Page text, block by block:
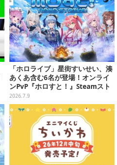
「ホロライブ」星街すいせい、湊
あくあ含む6名が登場！オンライ
ンPvP『ホロすと！』Steamスト
アページ公開、プレイテスター募
集開始
2026.7.9